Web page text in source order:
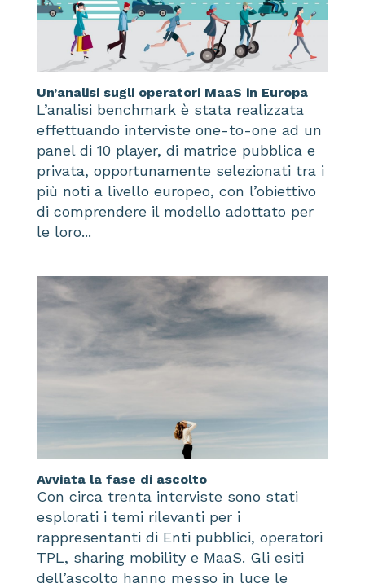
Un’analisi sugli operatori MaaS in Europa
L’analisi benchmark è stata realizzata
effettuando interviste one-to-one ad un
panel di 10 player, di matrice pubblica e
privata, opportunamente selezionati tra i
più noti a livello europeo, con l’obiettivo
di comprendere il modello adottato per
le loro...
Avviata la fase di ascolto
Con circa trenta interviste sono stati
esplorati i temi rilevanti per i
rappresentanti di Enti pubblici, operatori
TPL, sharing mobility e MaaS. Gli esiti
dell’ascolto hanno messo in luce le